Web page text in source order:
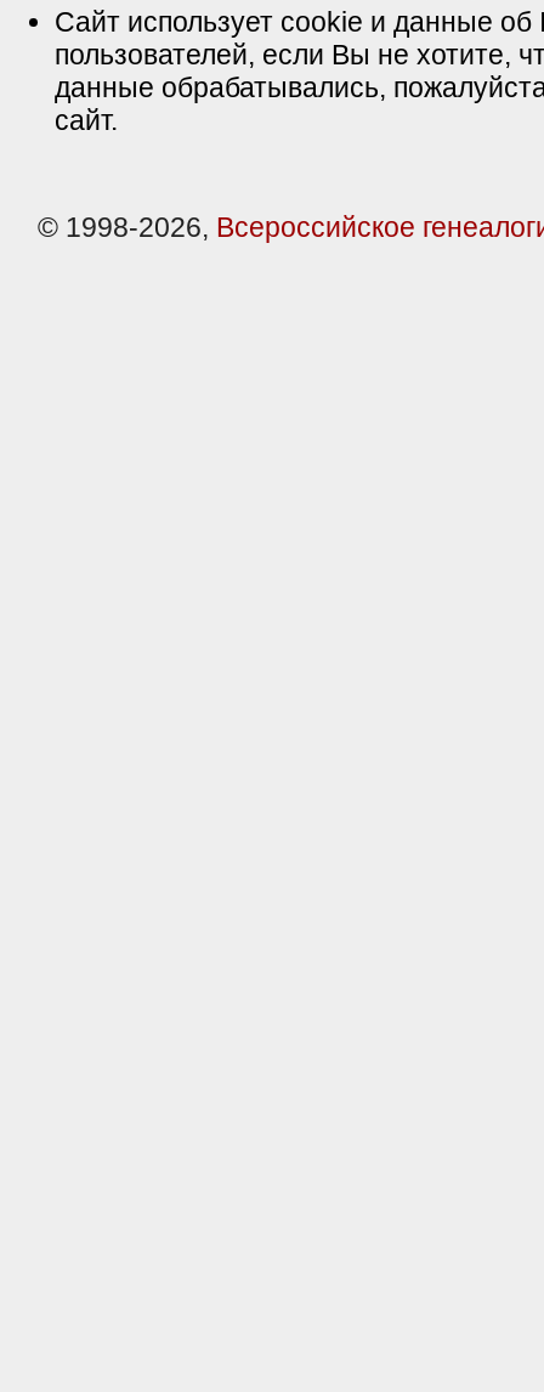
Сайт использует cookie и данные об
пользователей, если Вы не хотите,
данные обрабатывались,
сайт.
© 1998-2026, Всероссийское